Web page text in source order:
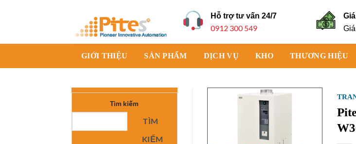
dung
Hỗ trợ tư vấn 24/7
0912 300 549
GIỚI THIỆU SẢN PHẨM DỊCH VỤ KHO THƯƠNG HIỆU
Tìm kiếm
TÌM
KIẾM